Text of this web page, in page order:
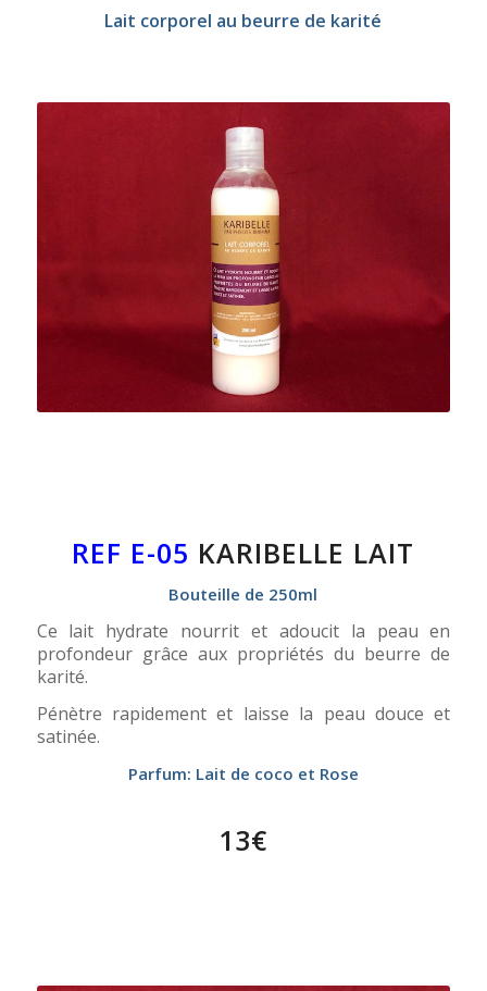
Lait corporel au beurre de karité
REF E-05 KARIBELLE LAIT
Bouteille de 250ml
Ce lait hydrate nourrit et adoucit la peau en
profondeur grâce aux propriétés du beurre de
karité.
Pénètre rapidement et laisse la peau douce et
satinée.
Parfum: Lait de coco et Rose
13€